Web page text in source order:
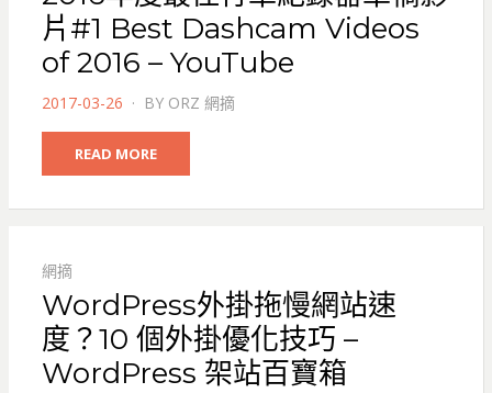
片#1 Best Dashcam Videos
of 2016 – YouTube
POSTED
2017-03-26 BY ORZ 網摘
READ MORE
網摘
WordPress外掛拖慢網站速
度？10 個外掛優化技巧 –
WordPress 架站百寶箱